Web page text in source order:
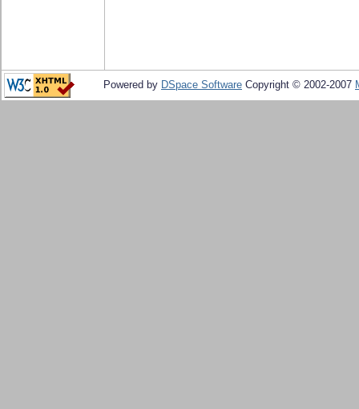
Powered by DSpace Software Copyright © 2002-2007